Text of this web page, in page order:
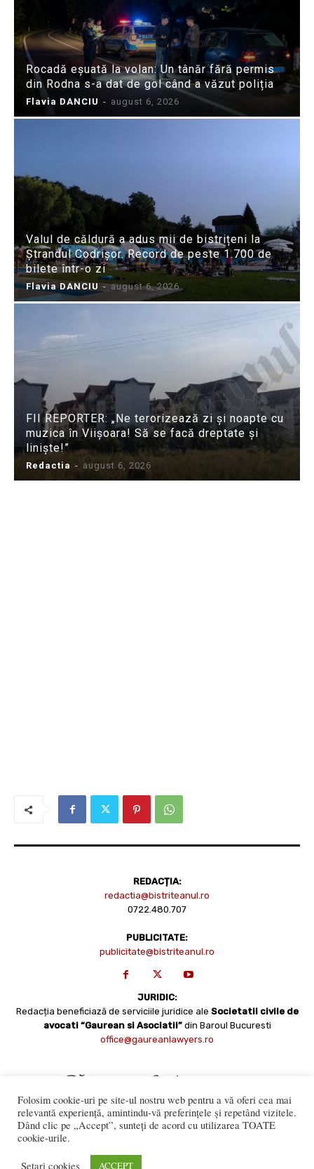
Rocadă eșuată la volan: Un tânăr fără permis
din Rodna s-a dat de gol când a văzut poliția
Flavia DANCIU - august 6, 2026
Valul de căldură a adus mii de bistrițeni la
Ștrandul Codrișor. Record de peste 1.700 de
bilete într-o zi
Flavia DANCIU - august 6, 2026
FII REPORTER: „Ne terorizează zi și noapte cu
muzica în Viișoara! Să se facă dreptate și
liniște!”
Redactia - august 6, 2026
REDACȚIA:
redactia@bistriteanul.ro
0722.480.707
PUBLICITATE:
publicitate@bistriteanul.ro
JURIDIC:
Redacția beneficiază de serviciile juridice ale Societatii civile de
avocati “Gaurean si Asociatii” din Baroul Bucuresti
office@gaureanlawyers.ro
numai cu acordul expres al Bistriteanul.Ro. © Copyright 2008 -
Folosim cookie-uri pe site-ul nostru web pentru a vă oferi cea mai
relevantă experiență, amintindu-vă preferințele și repetând vizitele.
Dând clic pe „Accept”, sunteți de acord cu utilizarea TOATE
cookie-urile.
Setari cookies ACCEPT